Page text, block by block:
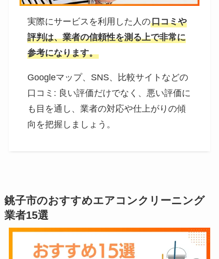
実際にサービスを利用した人の口コミや
評判は、業者の信頼性を測る上で非常に
参考になります。
Googleマップ、SNS、比較サイトなどの
口コミ: 良い評価だけでなく、悪い評価に
も目を通し、業者の対応や仕上がりの傾
向を把握しましょう。
銚子市のおすすめエアコンクリーニング
業者15選